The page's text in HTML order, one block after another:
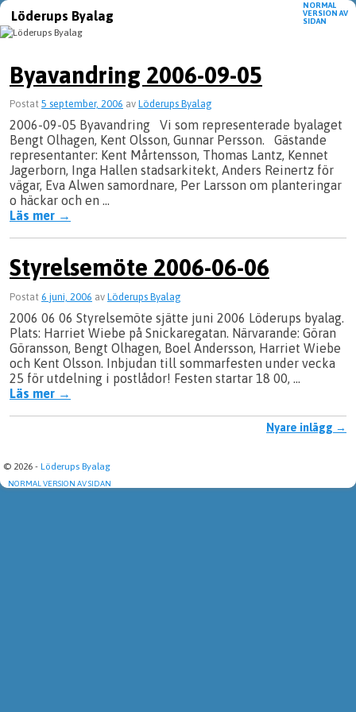
Löderups Byalag
NORMAL
VERSION AV
SIDAN
Byavandring 2006-09-05
Postat 5 september, 2006 av Löderups Byalag
2006-09-05 Byavandring Vi som representerade byalaget
Bengt Olhagen, Kent Olsson, Gunnar Persson. Gästande
representanter: Kent Mårtensson, Thomas Lantz, Kennet
Jagerborn, Inga Hallen stadsarkitekt, Anders Reinertz för
vägar, Eva Alwen samordnare, Per Larsson om planteringar
o häckar och en …
Läs mer →
Styrelsemöte 2006-06-06
Postat 6 juni, 2006 av Löderups Byalag
2006 06 06 Styrelsemöte sjätte juni 2006 Löderups byalag.
Plats: Harriet Wiebe på Snickaregatan. Närvarande: Göran
Göransson, Bengt Olhagen, Boel Andersson, Harriet Wiebe
och Kent Olsson. Inbjudan till sommarfesten under vecka
25 för utdelning i postlådor! Festen startar 18 00, …
Läs mer →
Nyare inlägg →
© 2026 - Löderups Byalag
NORMAL VERSION AV SIDAN